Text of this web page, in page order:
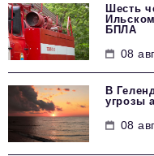
Шесть
БПЛА
08
В
угрозы
08